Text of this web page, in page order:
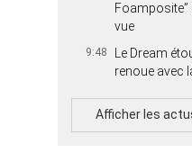
Foamposite”
vue
9:48
Le Dream
renoue avec
Afficher les